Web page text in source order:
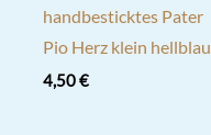
handbesticktes Pater
Pio Herz klein hellblau
4,50€